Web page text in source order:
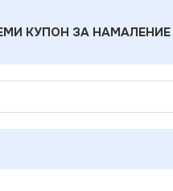
КУПОН ЗА НАМАЛЕНИЕ